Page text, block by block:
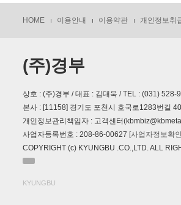
HOME 이용안내 이용약관 개인정보취
(주)경부
상호 : (주)경부 / 대표 : 김대욱 / TEL : (031)
본사 : [11158] 경기도 포천시 호국로1283번길 40
개인정보관리책임자 : 고객센터
사업자등록번호 : 208-86-00627 [사업자정보확
COPYRIGHT (c) KYUNGBU .CO.,LTD. ALL
KYUNGBU